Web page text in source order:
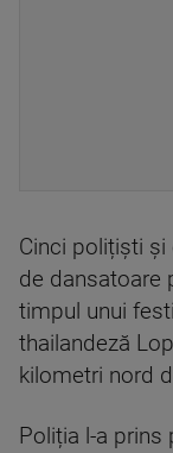
Cinci polițiști și
de dansatoare
timpul unui
thailandeză
kilometri nord
Poliția l-a prins